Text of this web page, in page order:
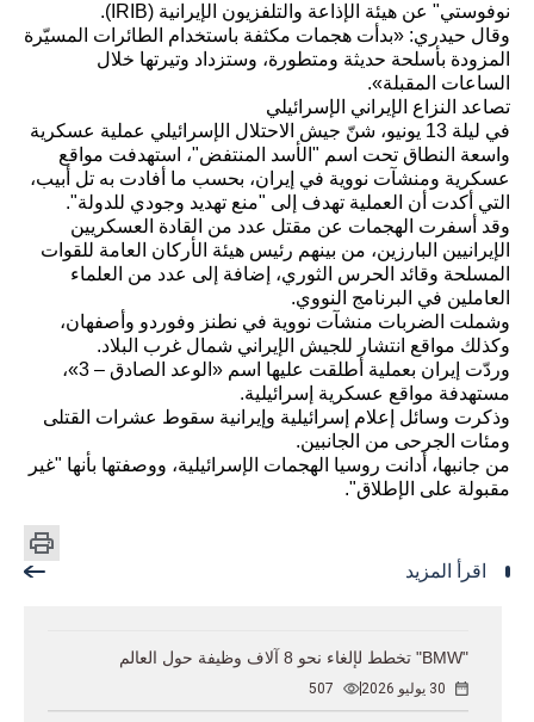
نوفوستي" عن هيئة الإذاعة والتلفزيون الإيرانية (IRIB).
وقال حيدري: «بدأت هجمات مكثفة باستخدام الطائرات المسيّرة
المزودة بأسلحة حديثة ومتطورة، وستزداد وتيرتها خلال
الساعات المقبلة».
تصاعد النزاع الإيراني الإسرائيلي
في ليلة 13 يونيو، شنّ جيش الاحتلال الإسرائيلي عملية عسكرية
واسعة النطاق تحت اسم "الأسد المنتفض"، استهدفت مواقع
عسكرية ومنشآت نووية في إيران، بحسب ما أفادت به تل أبيب،
التي أكدت أن العملية تهدف إلى "منع تهديد وجودي للدولة".
وقد أسفرت الهجمات عن مقتل عدد من القادة العسكريين
الإيرانيين البارزين، من بينهم رئيس هيئة الأركان العامة للقوات
المسلحة وقائد الحرس الثوري، إضافة إلى عدد من العلماء
العاملين في البرنامج النووي.
وشملت الضربات منشآت نووية في نطنز وفوردو وأصفهان،
وكذلك مواقع انتشار للجيش الإيراني شمال غرب البلاد.
وردّت إيران بعملية أطلقت عليها اسم «الوعد الصادق – 3»،
مستهدفة مواقع عسكرية إسرائيلية.
وذكرت وسائل إعلام إسرائيلية وإيرانية سقوط عشرات القتلى
ومئات الجرحى من الجانبين.
من جانبها، أدانت روسيا الهجمات الإسرائيلية، ووصفتها بأنها "غير
مقبولة على الإطلاق".
اقرأ المزيد
"BMW" تخطط لإلغاء نحو 8 آلاف وظيفة حول العالم
30 يوليو 2026 507